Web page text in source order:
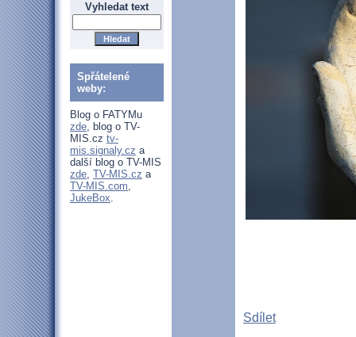
Vyhledat text
Spřátelené
weby:
Blog o FATYMu
zde, blog o TV-
MIS.cz tv-
mis.signaly.cz a
další blog o TV-MIS
zde, TV-MIS.cz a
TV-MIS.com,
JukeBox.
Sdílet